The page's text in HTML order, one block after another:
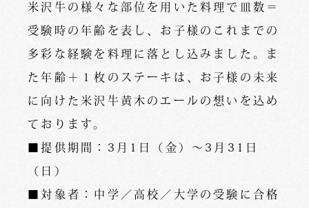
米沢牛の様々な部位を用いた料理で皿数＝
受験時の年齢を表し、お子様のこれまでの
多彩な経験を料理に落とし込みました。ま
た年齢＋１枚のステーキは、お子様の未来
に向けた米沢牛黄木のエールの想いを込め
ております。
■提供期間：3月1日（金）～3月31日
（日）
■対象者：中学／高校／大学の受験に合格